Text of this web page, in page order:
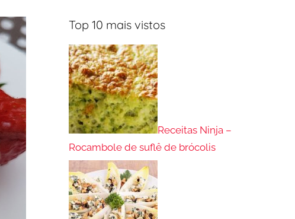
Top 10 mais vistos
Receitas Ninja –
Rocambole de suflê de brócolis